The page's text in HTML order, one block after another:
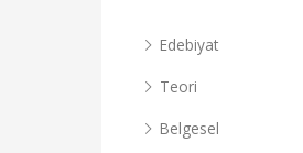
Edebiyat
Teori
Belgesel